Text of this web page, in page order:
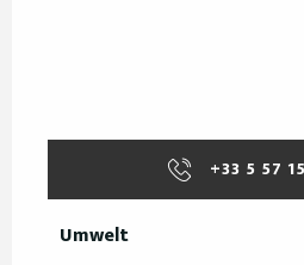
+33 5 57
Umwelt
Umwelt